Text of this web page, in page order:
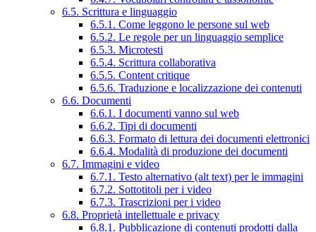
6.5. Scrittura e linguaggio
6.5.1. Come leggono le persone sul web
6.5.2. Le regole per un linguaggio semplice
6.5.3. Microtesti
6.5.4. Scrittura collaborativa
6.5.5. Content critique
6.5.6. Traduzione e localizzazione dei contenuti
6.6. Documenti
6.6.1. I documenti vanno sul web
6.6.2. Tipi di documenti
6.6.3. Formato di lettura dei documenti elettronici
6.6.4. Modalità di produzione dei documenti
6.7. Immagini e video
6.7.1. Testo alternativo (alt text) per le immagini
6.7.2. Sottotitoli per i video
6.7.3. Trascrizioni per i video
6.8. Proprietà intellettuale e privacy
6.8.1. Pubblicazione di contenuti prodotti dalla